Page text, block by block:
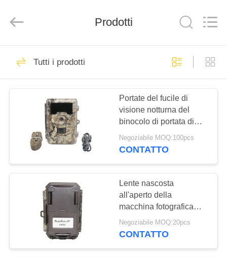
CASA.
PRODOTTI
VIDEO
DI
VISITA
FABBRICA
ASIA
Macchine
fotografiche di
caccia di HD
199
Macchina
fotografica cercante
infrarossa
77
Prodotti
Tutti i prodotti
Portate del fucile di
visione notturna del
binocolo di portata di
notte sviluppate in
supporto di treppiede
Negoziabile MOQ:100pcs
CONTATTO
Lente nascosta
all'aperto della
macchina fotografica
940nm LED due della
traccia IP67 con la carta
Negoziabile MOQ:20pcs
CONTATTO